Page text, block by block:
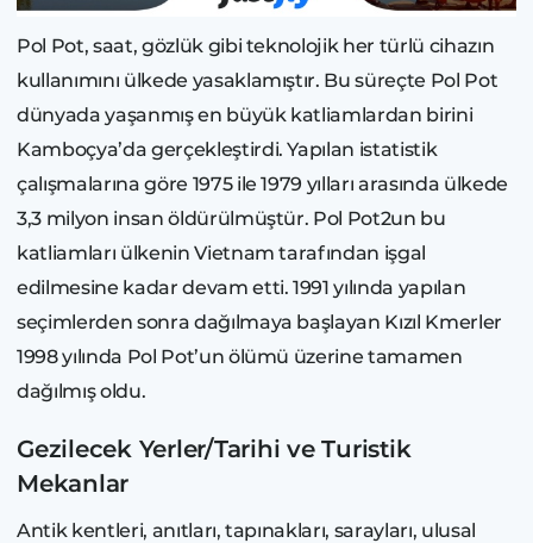
Pol Pot, saat, gözlük gibi teknolojik her türlü cihazın
kullanımını ülkede yasaklamıştır. Bu süreçte Pol Pot
dünyada yaşanmış en büyük katliamlardan birini
Kamboçya’da gerçekleştirdi. Yapılan istatistik
çalışmalarına göre 1975 ile 1979 yılları arasında ülkede
3,3 milyon insan öldürülmüştür. Pol Pot2un bu
katliamları ülkenin Vietnam tarafından işgal
edilmesine kadar devam etti. 1991 yılında yapılan
seçimlerden sonra dağılmaya başlayan Kızıl Kmerler
1998 yılında Pol Pot’un ölümü üzerine tamamen
dağılmış oldu.
Gezilecek Yerler/Tarihi ve Turistik
Mekanlar
Antik kentleri, anıtları, tapınakları, sarayları, ulusal